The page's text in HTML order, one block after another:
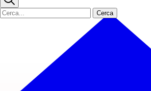
Cerca